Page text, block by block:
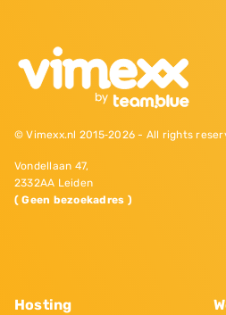
© Vimexx.nl 2015‐2026 - All rights
Vondellaan 47,
2332AA Leiden
( Geen bezoekadres )
Hosting